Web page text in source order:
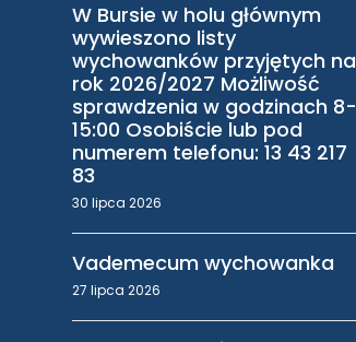
W Bursie w holu głównym
wywieszono listy
wychowanków przyjętych na
rok 2026/2027 Możliwość
sprawdzenia w godzinach 8-
15:00 Osobiście lub pod
numerem telefonu: 13 43 217
83
30 lipca 2026
Vademecum wychowanka
27 lipca 2026